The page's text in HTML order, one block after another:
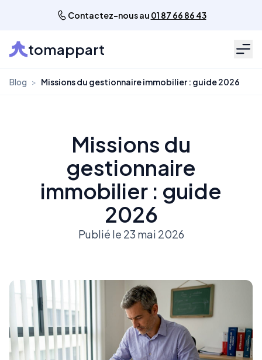
Contactez-nous au 01 87 66 86 43
tomappart
Blog > Missions du gestionnaire immobilier : guide 2026
Missions du
gestionnaire
immobilier : guide
2026
Publié le 23 mai 2026